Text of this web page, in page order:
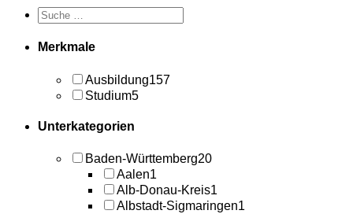
Merkmale
Ausbildung157
Studium5
Unterkategorien
Baden-Württemberg20
Aalen1
Alb-Donau-Kreis1
Albstadt-Sigmaringen1